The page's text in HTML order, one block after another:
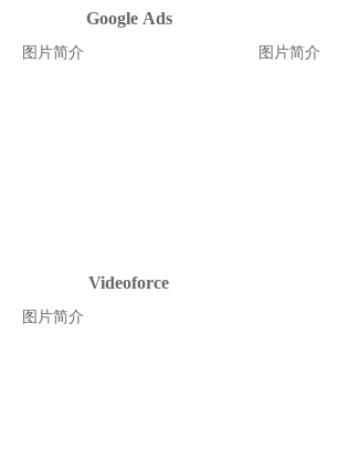
Google Ads
图片简介 图片简介
Videoforce
图片简介